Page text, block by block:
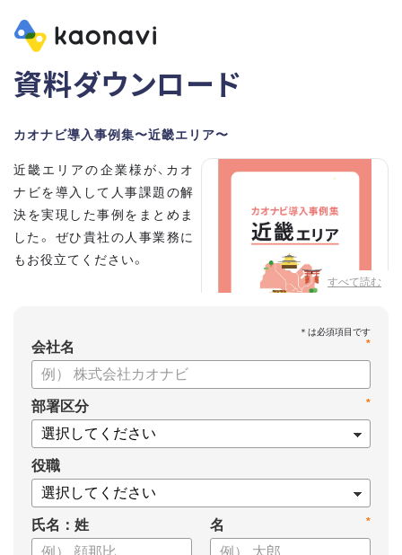
資料ダウンロード
カオナビ導入事例集〜近畿エリア〜
すべて読む
近畿エリアの企業様が、カオ
ナビを導入して人事課題の解
決を実現した事例をまとめま
した。 ぜひ貴社の人事業務に
もお役立てください。
*
会社名
*
部署区分
役職
氏名：姓 *
名